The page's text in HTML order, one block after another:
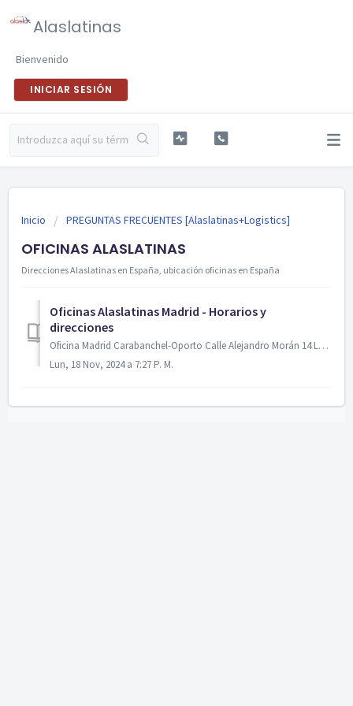
Alaslatinas
Bienvenido
INICIAR SESIÓN
Inicio PREGUNTAS FRECUENTES [Alaslatinas+Logistics]
OFICINAS ALASLATINAS
Direcciones Alaslatinas en España, ubicación oficinas en España
Oficinas Alaslatinas Madrid - Horarios y
direcciones
Oficina Madrid Carabanchel-Oporto Calle Alejandro Morán 14 Local 28025 Madrid - España [Horario Lunes a Viernes] 10:00 a 14.30 H 15:00 a 19.00 H [Ho...
Lun, 18 Nov, 2024 a 7:27 P. M.